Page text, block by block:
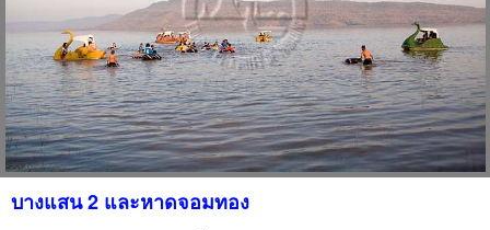
บางแสน 2 และหาดจอมทอง